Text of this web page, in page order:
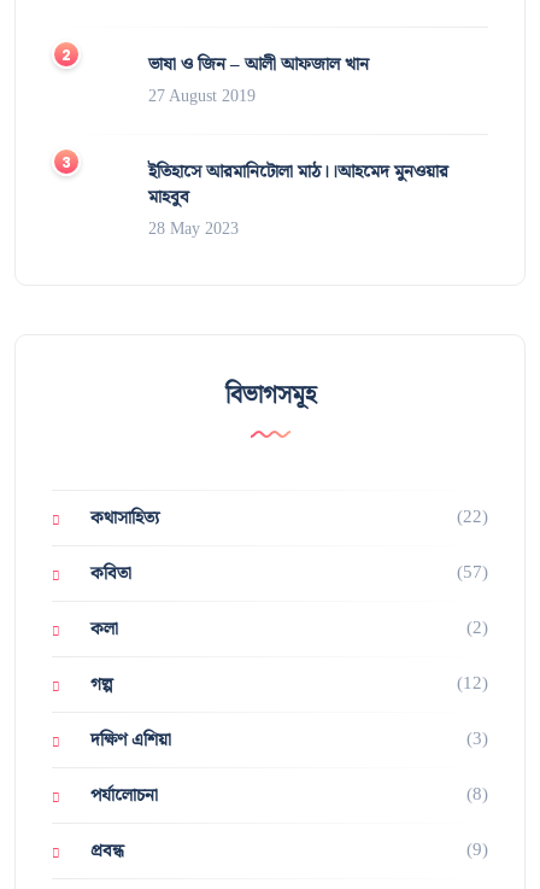
ভাষা ও জিন – আলী আফজাল খান
27 August 2019
ইতিহাসে আরমানিটোলা মাঠ।।আহমেদ মুনওয়ার
মাহবুব
28 May 2023
বিভাগসমূহ
কথাসাহিত্য (22)
কবিতা (57)
কলা (2)
গল্প (12)
দক্ষিণ এশিয়া (3)
পর্যালোচনা (8)
প্রবন্ধ (9)